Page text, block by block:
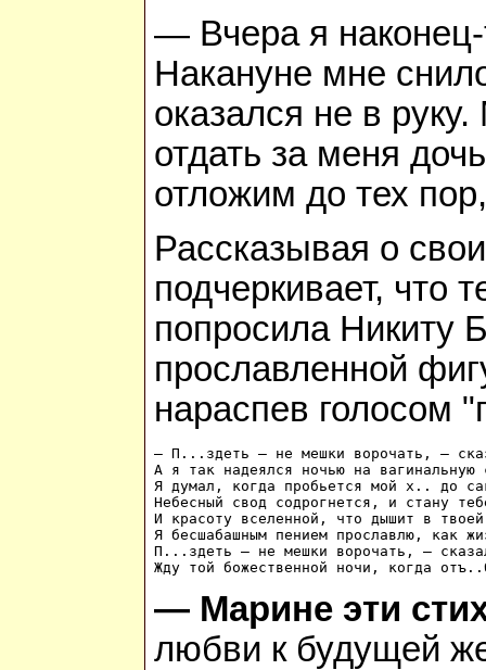
— Вчера я
Накануне мне
оказался не в
отдать за меня
отложим до тех
Рассказывая о
подчеркивает, что
попросила Никиту
прославленной
нараспев голосом
— П...здеть — не мешки ворочать, —
А я так надеялся ночью на вагинальную
Я думал, когда пробьется мой х.. до
Небесный свод содрогнется, и стану
И красоту вселенной, что дышит в
Я бесшабашным пением прославлю, как
П...здеть — не мешки ворочать, —
— Марине эти
любви к будущей